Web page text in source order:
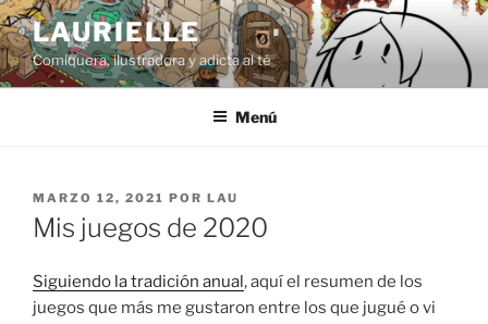
Saltar
al
contenido
LAURIELLE
Comiquera, ilustradora y adicta al té
Menú
PUBLICADO
EL
MARZO 12, 2021 POR LAU
Mis juegos de 2020
Siguiendo la tradición anual, aquí el resumen de los
juegos que más me gustaron entre los que jugué o vi